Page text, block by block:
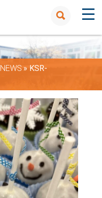
NEWS » KSR-